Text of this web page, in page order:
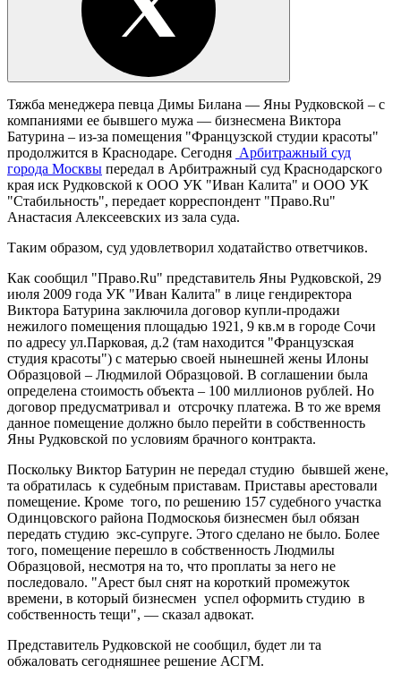
Тяжба менеджера певца Димы Билана — Яны Рудковской – с
компаниями ее бывшего мужа — бизнесмена Виктора
Батурина – из-за помещения "Французской студии красоты"
продолжится в Краснодаре. Сегодня Арбитражный суд
города Москвы передал в Арбитражный суд Краснодарского
края иск Рудковской к ООО УК "Иван Калита" и ООО УК
"Стабильность", передает корреспондент "Право.Ru"
Анастасия Алексеевских из зала суда.
Таким образом, суд удовлетворил ходатайство ответчиков.
Как сообщил "Право.Ru" представитель Яны Рудковской, 29
июля 2009 года УК "Иван Калита" в лице гендиректора
Виктора Батурина заключила договор купли-продажи
нежилого помещения площадью 1921, 9 кв.м в городе Сочи
по адресу ул.Парковая, д.2 (там находится "Французская
студия красоты") с матерью своей нынешней жены Илоны
Образцовой – Людмилой Образцовой. В соглашении была
определена стоимость объекта – 100 миллионов рублей. Но
договор предусматривал и отсрочку платежа. В то же время
данное помещение должно было перейти в собственность
Яны Рудковской по условиям брачного контракта.
Поскольку Виктор Батурин не передал студию бывшей жене,
та обратилась к судебным приставам. Приставы арестовали
помещение. Кроме того, по решению 157 судебного участка
Одинцовского района Подмоскоья бизнесмен был обязан
передать студию экс-супруге. Этого сделано не было. Более
того, помещение перешло в собственность Людмилы
Образцовой, несмотря на то, что проплаты за него не
последовало. "Арест был снят на короткий промежуток
времени, в который бизнесмен успел оформить студию в
собственность тещи", — сказал адвокат.
Представитель Рудковской не сообщил, будет ли та
обжаловать сегодняшнее решение АСГМ.